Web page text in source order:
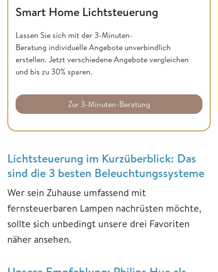
Smart Home Lichtsteuerung
Lassen Sie sich mit der 3-Minuten-
Beratung individuelle Angebote unverbindlich
erstellen. Jetzt verschiedene Angebote vergleichen
und bis zu 30% sparen.
Zur 3-Minuten-Beratung
Lichtsteuerung im Kurzüberblick: Das
sind die 3 besten Beleuchtungssysteme
Wer sein Zuhause umfassend mit
fernsteuerbaren Lampen nachrüsten möchte,
sollte sich unbedingt unsere drei Favoriten
näher ansehen.